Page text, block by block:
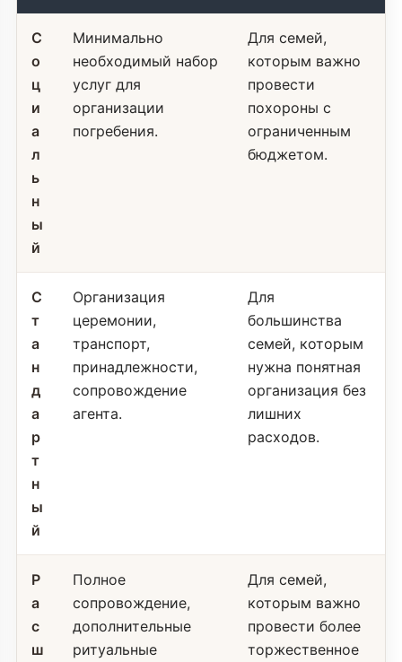
С
о
ц
и
а
л
ь
н
ы
й
Минимально
необходимый набор
услуг для
организации
погребения.
Для семей,
которым важно
провести
похороны с
ограниченным
бюджетом.
С
т
а
н
д
а
р
т
н
ы
й
Организация
церемонии,
транспорт,
принадлежности,
сопровождение
агента.
Для
большинства
семей, которым
нужна понятная
организация без
лишних
расходов.
Р
а
с
ш
Полное
сопровождение,
дополнительные
ритуальные
Для семей,
которым важно
провести более
торжественное